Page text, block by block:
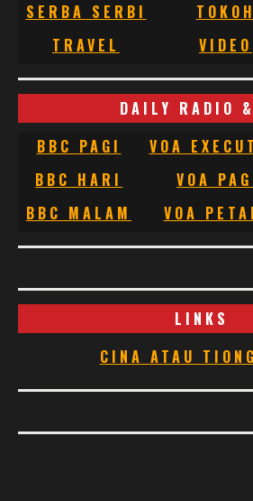
SERBA SERBI
TOKOH
TRAVEL
VIDEO
DAILY RADIO
BBC PAGI
VOA
BBC HARI
VOA
BBC MALAM
VOA
LINKS
CINA ATAU